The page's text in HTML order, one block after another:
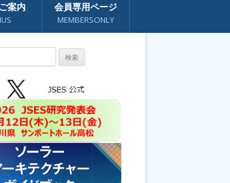
案内 会員専用ページ
MEMBERSONLY